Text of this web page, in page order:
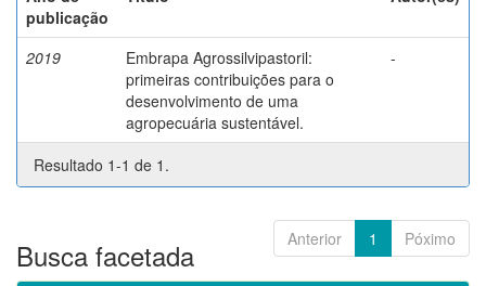
publicação
2019
Embrapa Agrossilvipastoril:
primeiras contribuições para o
desenvolvimento de uma
agropecuária sustentável.
-
Resultado 1-1 de 1.
Anterior 1 Póximo
Busca facetada